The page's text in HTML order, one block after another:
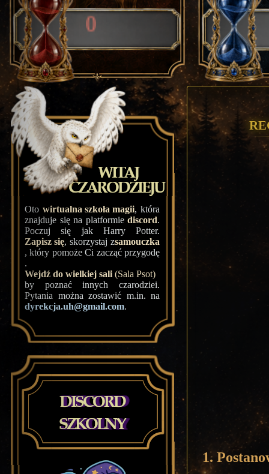
0
Oto wirtualna szkoła magii, która
znajduje się na platformie discord.
Poczuj się jak Harry Potter.
Zapisz się, skorzystaj zsamouczka
, który pomoże Ci zacząć przygodę
.
Wejdź do wielkiej sali (Sala Psot)
by poznać innych czarodziei.
Pytania można zostawić m.in. na
dyrekcja.uh@gmail.com.
1.